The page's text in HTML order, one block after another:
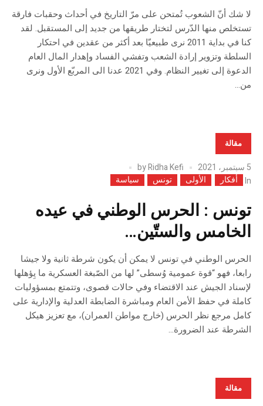
لا شك أنّ الشعوب تُمتحن على مرّ التاريخ في أحداث وحقبات فارقة
تستخلص منها الدّرس لتختار طريقها من جديد إلى المستقبل. لقد
كنا في بداية 2011 نرى طبيعيّا بعد أكثر من عقدين في احتكار
السلطة وتزوير إرادة الشعب وتفشي الفساد وإهدار المال العام
الدعوة إلى تغيير النظام. وفي 2021 عدنا الى المربّع الأول ونرى
من...
مقالة
5 سبتمبر، 2021 byRidha Kefi
In
أفكار الأولى تونس سياسة
تونس : الحرس الوطني في عيده
الخامس والستّين…
الحرس الوطني في تونس لا يمكن أن يكون شرطة ثانية ولا جيشا
رابعا، فهو “قوة عمومية وُسطى” لها من الصّبغة العسكرية ما يِؤهلها
لإسناد الجيش عند الاقتضاء وفي حالات قصوى، وتتمتع بمسؤوليات
كاملة في حفظ الأمن العام ومباشرة الضابطة العدلية والإدارية على
كامل مرجع نظر الحرس (خارج مواطن العمران)، مع تعزيز هيكل
الشرطة عند الضرورة...
مقالة